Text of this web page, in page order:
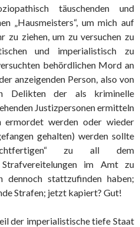
täuschenden und
„Hausmeisters“, um mich auf
zu ziehen, um zu versuchen zu
und imperialistisch zu
behördlichen Mord an
anzeigenden Person, also von
Delikten der als kriminelle
Justizpersonen ermitteln
ermordet werden oder wieder
gehalten) werden sollte
zu all dem
im Amt zu
dennoch stattzufinden haben;
Strafen; jetzt kapiert? Gut!
der imperialistische tiefe Staat